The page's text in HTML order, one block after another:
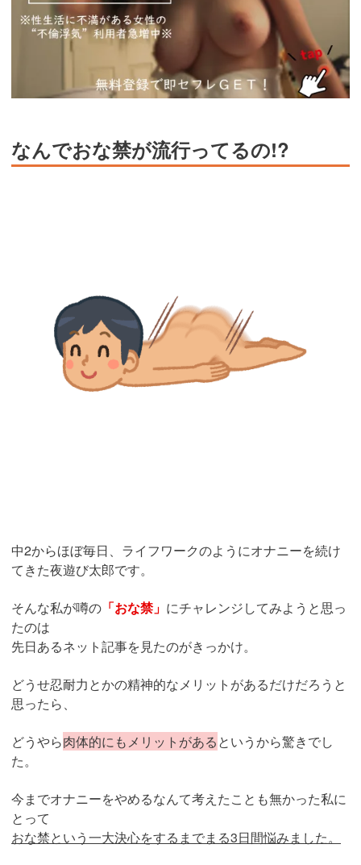
なんでおな禁が流行ってるの!?
中2からほぼ毎日、ライフワークのようにオナニーを続け
てきた夜遊び太郎です。
そんな私が噂の 「おな禁」 にチャレンジしてみようと思っ
たのは
先日あるネット記事を見たのがきっかけ。
どうせ忍耐力とかの精神的なメリットがあるだけだろうと
思ったら、
どうやら肉体的にもメリットがあるというから驚きでし
た。
今までオナニーをやめるなんて考えたことも無かった私に
とって
おな禁という一大決心をするまでまる3日間悩みました。